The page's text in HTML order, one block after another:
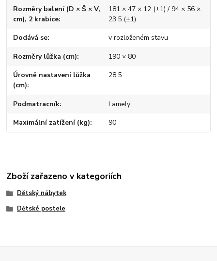
Rozměry balení (D × Š × V,
cm), 2 krabice
181 × 47 × 12 (±1) / 94 × 56 ×
23,5 (±1)
Dodává se v rozloženém stavu
Rozměry lůžka (cm) 190 × 80
Úrovně nastavení lůžka
(cm)
28.5
Podmatracník Lamely
Maximální zatížení (kg) 90
Zboží zařazeno v kategoriích
Dětský nábytek
Dětské postele